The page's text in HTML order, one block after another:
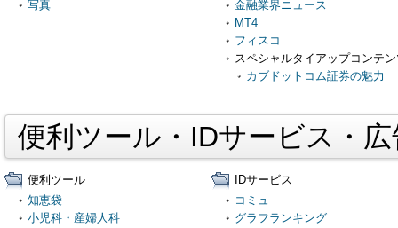
写真
金融業界ニュース
MT4
フィスコ
スペシャルタイアップコンテ
カブドットコム証券の魅力
便利ツール・IDサービス・
便利ツール
知恵袋
小児科・産婦人科
IDサービス
コミュ
グラフランキング